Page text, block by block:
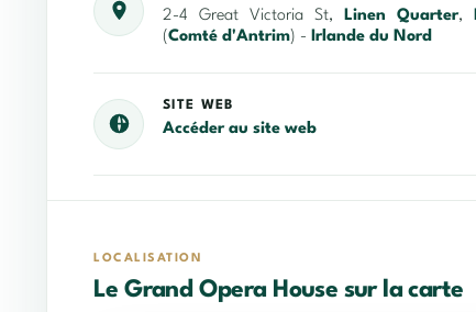
2-4 Great Victoria St, Linen Quarter,
(Comté d'Antrim) - Irlande du Nord
SITE WEB
Accéder au site web
LOCALISATION
Le Grand Opera House sur la carte